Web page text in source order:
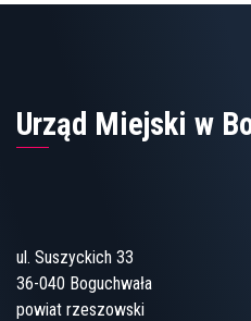
Urząd Miejski w
ul. Suszyckich 33
36-040 Boguchwała
powiat rzeszowski